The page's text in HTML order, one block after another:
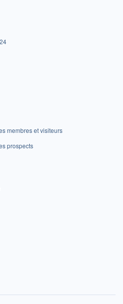
membres et visiteurs
prospects